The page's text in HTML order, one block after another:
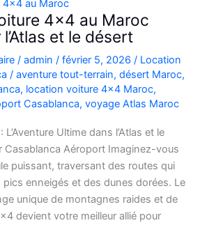
4×4 au Maroc
et le désert
/ admin / février 5, 2026 / Location
/ aventure tout-terrain, désert Maroc,
, location voiture 4x4 Maroc,
Casablanca, voyage Atlas Maroc
Ultime dans l’Atlas et le
Casablanca Aéroport Imaginez-vous
puissant, traversant des routes qui
enneigés et des dunes dorées. Le
unique de montagnes raides et de
devient votre meilleur allié pour